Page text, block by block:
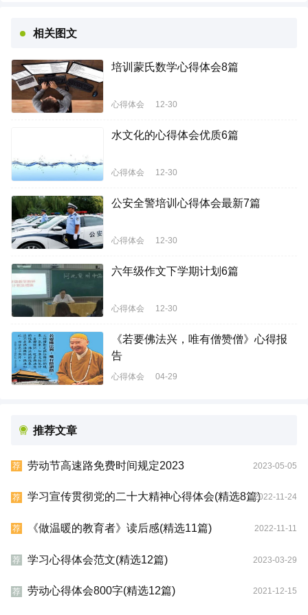
相关图文
培训蒙氏数学心得体会8篇
心得体会 12-30
水文化的心得体会优质6篇
心得体会 12-30
公安全警培训心得体会最新7篇
心得体会 12-30
六年级作文下学期计划6篇
心得体会 12-30
《若要佛法兴，唯有僧赞僧》心得报
告
心得体会 04-29
推荐文章
荐 劳动节高速路免费时间规定2023 2023-05-05
荐 学习宣传贯彻党的二十大精神心得体会(精选8篇)2022-11-24
荐 《做温暖的教育者》读后感(精选11篇) 2022-11-11
荐 学习心得体会范文(精选12篇) 2023-03-29
荐 劳动心得体会800字(精选12篇) 2021-12-15